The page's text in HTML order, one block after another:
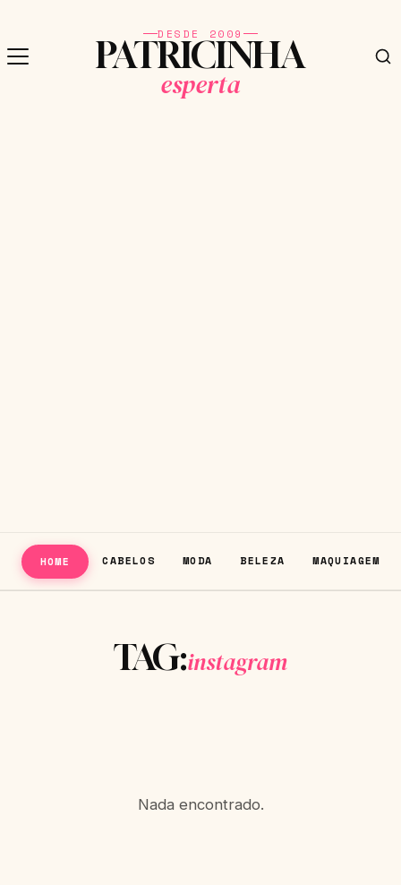
DESDE 2009
PATRICINHA
esperta
HOME CABELOS MODA BELEZA MAQUIAGEM
TAG:instagram
Nada encontrado.